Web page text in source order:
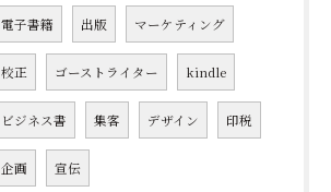
電子書籍 出版 マーケティング
校正 ゴーストライター kindle
ビジネス書 集客 デザイン 印税
企画 宣伝